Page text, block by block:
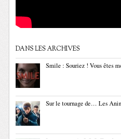
DANS LES ARCHIVES
Smile : Souriez ! Vous êtes
Sur le tournage de… Les